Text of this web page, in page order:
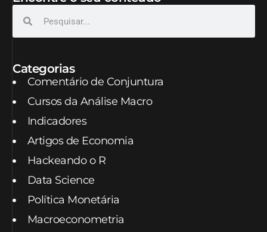
Categorias
Comentário de Conjuntura
Cursos da Análise Macro
Indicadores
Artigos de Economia
Hackeando o R
Data Science
Política Monetária
Macroeconometria